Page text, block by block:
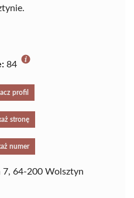
84
profil
stronę
numer
7, 64-200 Wolsztyn